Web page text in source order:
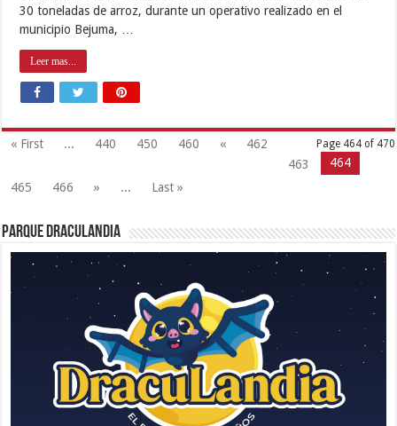
30 toneladas de arroz, durante un operativo realizado en el
municipio Bejuma, …
Leer mas...
Page 464 of 470
« First ... 440 450 460 «
462
463
464
465
466 » ... Last »
Parque Draculandia